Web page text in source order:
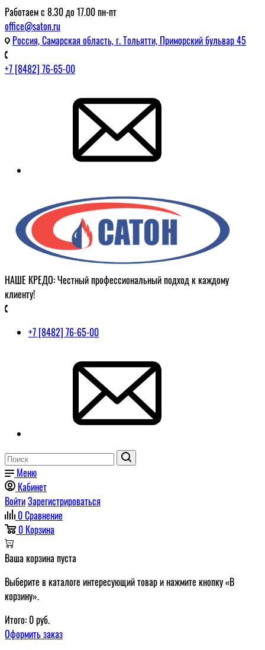
Работаем с 8.30 до 17.00 пн-пт
office@saton.ru
Россия, Самарская область, г. Тольятти, Приморский бульвар 45
+7 [8482] 76-65-00
НАШЕ КРЕДО: Честный профессиональный подход к каждому
клиенту!
+7 [8482] 76-65-00
Меню
Кабинет
ВойтиЗарегистрироваться
0Сравнение
0 Корзина
Ваша корзина пуста
Выберите в каталоге интересующий товар и нажмите кнопку «В
корзину».
Итого: 0руб.
Оформить заказ